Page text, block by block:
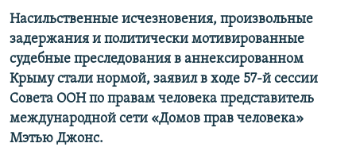
поискуИНФОГРАФИКА
ТЕЛЕПРОЕКТ КРЫМ.РЕАЛИИ
СОВЕТЫ ПРАВОЗАЩИТНИКОВ
ПРОПАВШИЕ БЕЗ ВЕСТИ
ПОБЕДИТЕЛЕЙ НЕ СУДЯТ?
КАК ОБОЙТИ БЛОКИРОВКУ
Українською
Qırımtatar
ПРИСОЕДИНЯЙТЕСЬ!
Насильственные исчезновения, произвольные
задержания и политически мотивированные
судебные преследования в аннексированном
Крыму стали нормой, заявил в ходе 57-й сессии
Совета ООН по правам человека представитель
международной сети «Домов прав человека»
Мэтью Джонс.